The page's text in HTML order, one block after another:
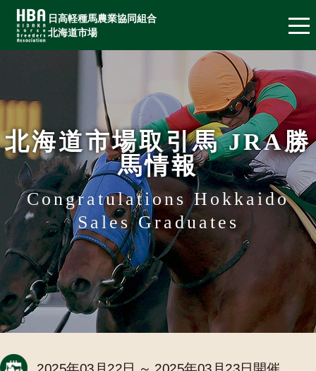
日高軽種馬農業協同組合
北海道市場
北海道市場取引馬 JRA勝
馬情報
Congratulations Hokkaido
Sales Graduates